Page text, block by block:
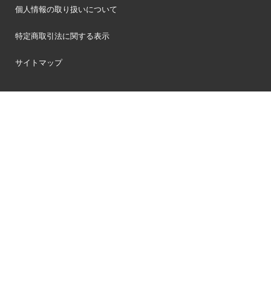
個人情報の取り扱いについて
特定商取引法に関する表示
サイトマップ